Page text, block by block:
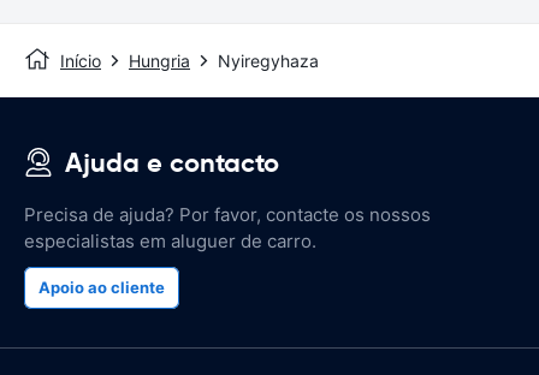
Início Hungria Nyiregyhaza
Ajuda e contacto
Precisa de ajuda? Por favor, contacte os nossos
especialistas em aluguer de carro.
Apoio ao cliente